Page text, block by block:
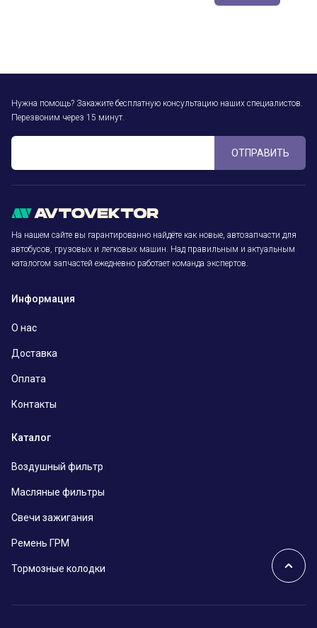
Нужна помощь? Закажите бесплатную консультацию наших специалистов.
Перезвоним через 15 минут.
ОТПРАВИТЬ
На нашем сайте вы гарантированно найдёте как новые, автозапчасти для
автобусов, грузовых и легковых машин. Над правильным и актуальным
каталогом запчастей ежедневно работает команда экспертов.
Информация
О нас
Доставка
Оплата
Контакты
Каталог
Воздушный фильтр
Масляные фильтры
Свечи зажигания
Ремень ГРМ
Тормозные колодки